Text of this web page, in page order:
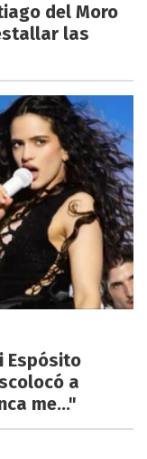
del Moro
las
Espósito
a
me..."